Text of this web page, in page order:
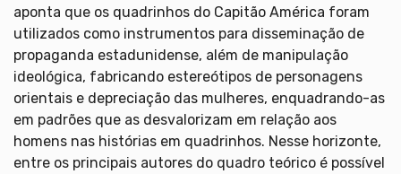
aponta que os quadrinhos do Capitão América foram
utilizados como instrumentos para disseminação de
propaganda estadunidense, além de manipulação
ideológica, fabricando estereótipos de personagens
orientais e depreciação das mulheres, enquadrando-as
em padrões que as desvalorizam em relação aos
homens nas histórias em quadrinhos. Nesse horizonte,
entre os principais autores do quadro teórico é possível